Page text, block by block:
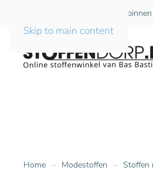
Skip to main content
Gratis verzending vanaf €75
Home Modestoffen Stoffen